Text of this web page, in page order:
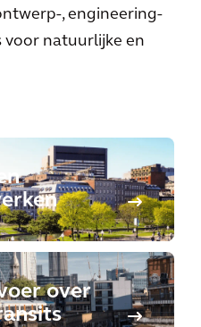
, engineering-
voor natuurlijke en
over